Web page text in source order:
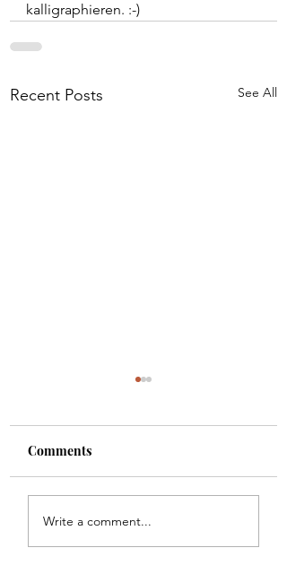
kalligraphieren. :-)
Recent Posts See All
Namen
Comments
Write a comment...